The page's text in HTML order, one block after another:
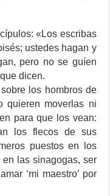
«Los escribas
ustedes hagan y
pero no se guíen
dicen.
los hombros de
quieren moverlas ni
para que los vean:
los flecos de sus
puestos en los
en las sinagogas, ser
‘mi maestro’ por